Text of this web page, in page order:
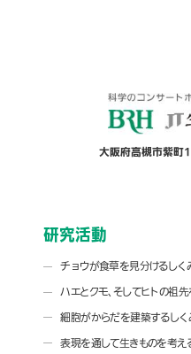
大阪府高槻市紫
研究活動
チョウが食草を見分けるしく
ハエとクモ、そしてヒトの祖
細胞がからだを建築するし
表現を通して生きものを考え